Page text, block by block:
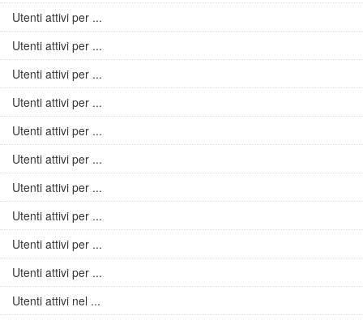
Utenti attivi per ...
Utenti attivi per ...
Utenti attivi per ...
Utenti attivi per ...
Utenti attivi per ...
Utenti attivi per ...
Utenti attivi per ...
Utenti attivi per ...
Utenti attivi per ...
Utenti attivi per ...
Utenti attivi nel ...